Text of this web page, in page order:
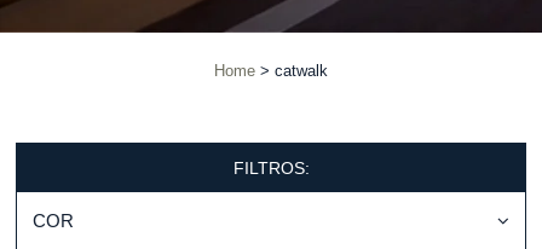
Home catwalk
FILTROS:
COR